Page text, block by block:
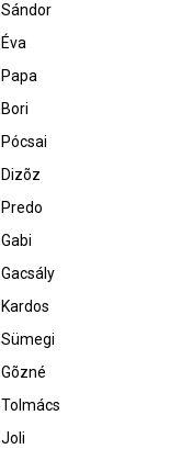
Sándor
Éva
Papa
Bori
Pócsai
Dizõz
Predo
Gabi
Gacsály
Kardos
Sümegi
Gõzné
Tolmács
Joli